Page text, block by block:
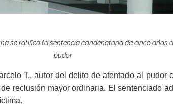
se ratificó la sentencia condenatoria de cinco años
pudor
T., autor del delito de atentado al pudor
reclusión mayor ordinaria. El sentenciado